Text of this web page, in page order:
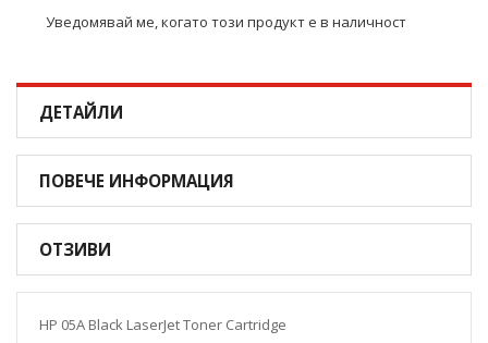
Уведомявай ме, когато този продукт е в наличност
ДЕТАЙЛИ
ПОВЕЧЕ ИНФОРМАЦИЯ
ОТЗИВИ
HP 05A Black LaserJet Toner Cartridge